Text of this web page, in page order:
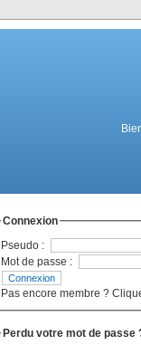
Connexion
Pseudo :
Mot de passe :
Pas encore membre ?
Perdu votre mot de passe